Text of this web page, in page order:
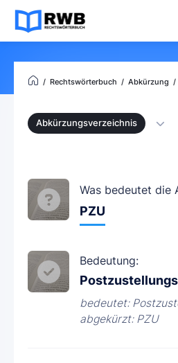
Rechtswörterbuch Abkürzung
Abkürzungsverzeichnis
Was bedeutet die
PZU
Bedeutung:
bedeutet:
abgekürzt: PZU